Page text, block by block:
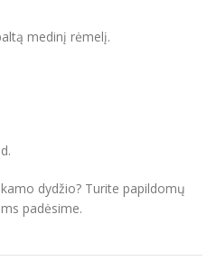
medinį rėmelį.
dydžio? Turite papildomų
padėsime.